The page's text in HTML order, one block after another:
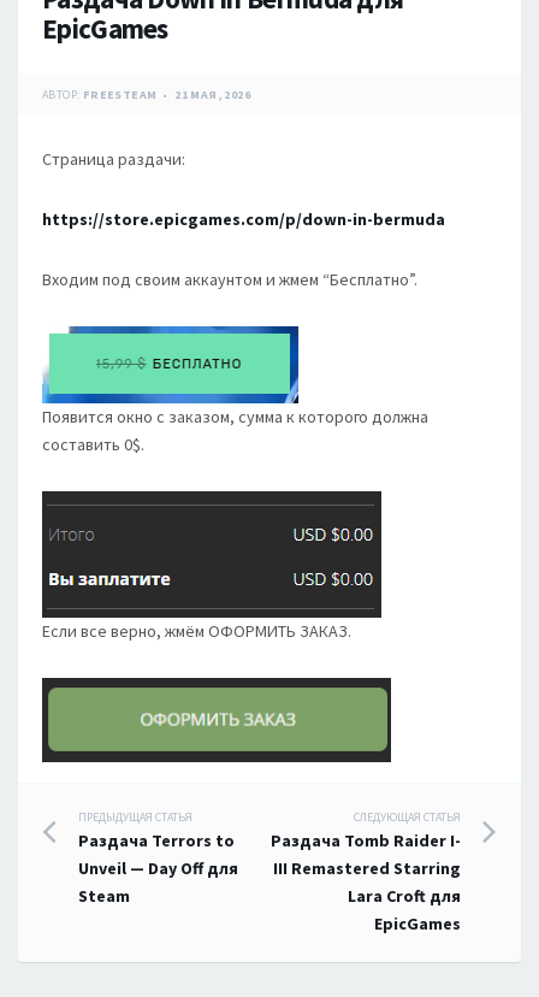
EpicGames
АВТОР: FREESTEAM 21 МАЯ, 2026
Страница раздачи:
https://store.epicgames.com/p/down-in-bermuda
Входим под своим аккаунтом и жмем “Бесплатно”.
Появится окно с заказом, сумма к которого должна
составить 0$.
Если все верно, жмём ОФОРМИТЬ ЗАКАЗ.
Навигация
по
ПРЕДЫДУЩАЯ СТАТЬЯ
Раздача Terrors to
Unveil — Day Off для
Steam
СЛЕДУЮЩАЯ СТАТЬЯ
Раздача Tomb Raider I-
III Remastered Starring
Lara Croft для
EpicGames